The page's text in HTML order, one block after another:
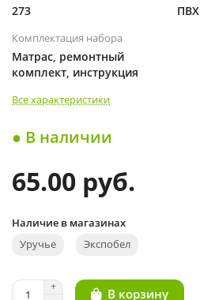
273 ПВХ
Комплектация набора
Матрас, ремонтный
комплект, инструкция
Все характеристики
● В наличии
65.00 руб.
Наличие в магазинах
Уручье Экспобел
В корзину